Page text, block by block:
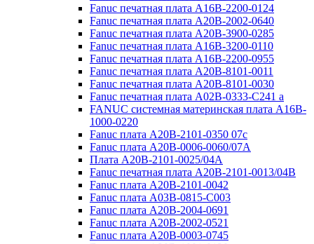
Fanuc печатная плата A16B-2200-0124
Fanuc печатная плата A20B-2002-0640
Fanuc печатная плата A20B-3900-0285
Fanuc печатная плата A16B-3200-0110
Fanuc печатная плата A16B-2200-0955
Fanuc печатная плата A20B-8101-0011
Fanuc печатная плата A20B-8101-0030
Fanuc печатная плата A02B-0333-C241 a
FANUC системная материнская плата A16B-
1000-0220
Fanuc плата A20B-2101-0350 07c
Fanuc плата A20B-0006-0060/07A
Плата A20B-2101-0025/04A
Fanuc печатная плата A20B-2101-0013/04B
Fanuc плата A20B-2101-0042
Fanuc плата A03B-0815-C003
Fanuc плата A20B-2004-0691
Fanuc плата A20B-2002-0521
Fanuc плата A20B-0003-0745